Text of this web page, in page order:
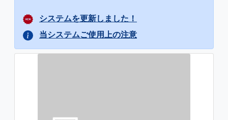
システムを更新しました！
当システムご使用上の注意